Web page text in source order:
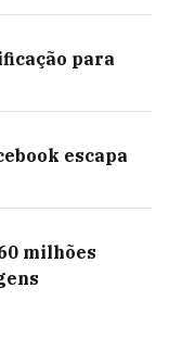
para
escapa
milhões